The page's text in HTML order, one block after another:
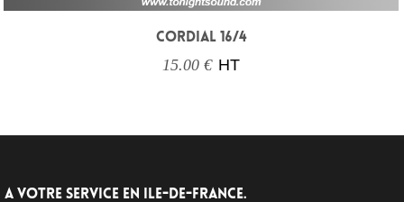
CORDIAL 16/4
15.00 € HT
A VOTRE SERVICE EN ILE-DE-FRANCE.